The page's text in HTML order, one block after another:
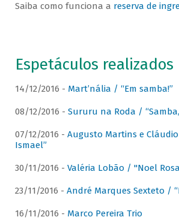
Saiba como funciona a reserva de
Espetáculos realizados
14/12/2016 - Mart’nália / “Em samba!”
08/12/2016 - Sururu na Roda /
07/12/2016 - Augusto Martins e
Ismael”
30/11/2016 - Valéria Lobão / "Noel
23/11/2016 - André Marques Sexteto /
16/11/2016 - Marco Pereira Trio